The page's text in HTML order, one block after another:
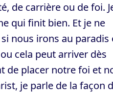
de carrière ou de foi.
qui finit bien. Et je ne
nous irons au paradis
cela peut arriver dès
de placer notre foi et
je parle de la façon